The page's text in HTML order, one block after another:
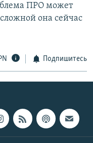
ПРО может
она сейчас
Подпишитесь